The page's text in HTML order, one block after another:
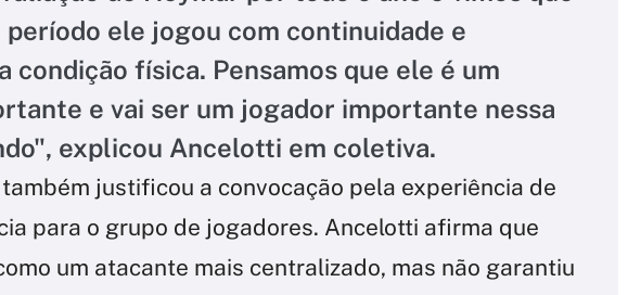
ele jogou com continuidade e
condição física. Pensamos que ele é um
e vai ser um jogador importante nessa
explicou Ancelotti em coletiva.
justificou a convocação pela experiência de
para o grupo de jogadores. Ancelotti afirma que
um atacante mais centralizado, mas não garantiu